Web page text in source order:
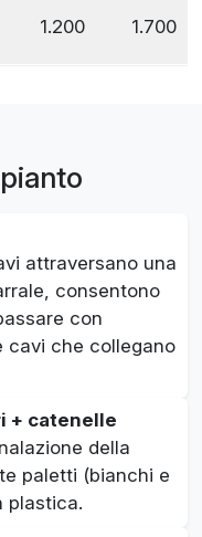
1.200 1.700
attraversano una
consentono
con
cavi che collegano
+ catenelle
della
paletti (bianchi e
plastica.